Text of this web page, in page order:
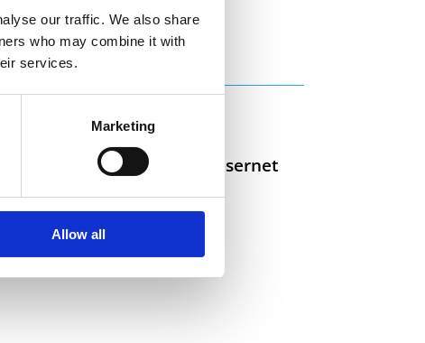
our traffic. We also share
who may combine it with
services.
Marketing
Allow all
Selskaper i konsernet